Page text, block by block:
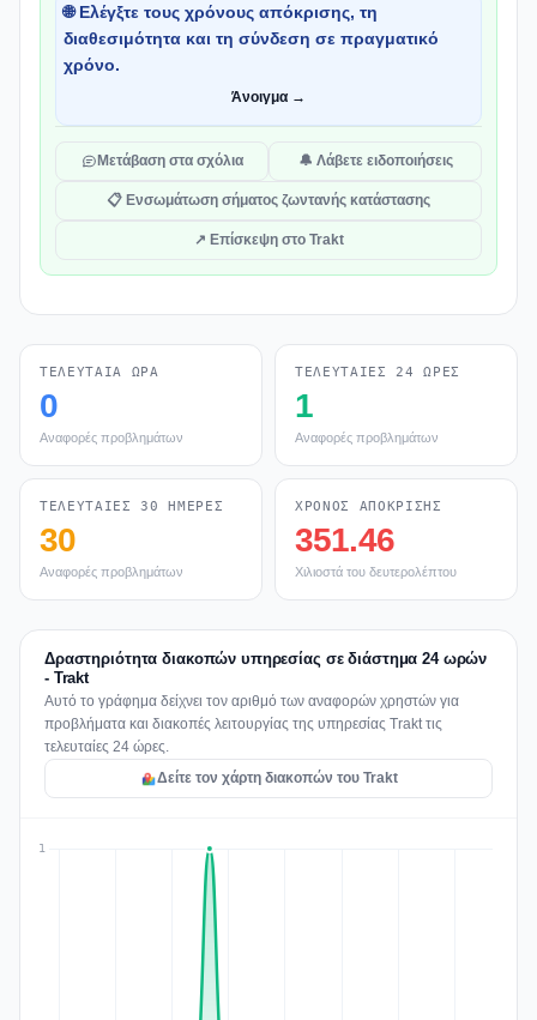
🌐 Ελέγξτε τους χρόνους απόκρισης, τη
διαθεσιμότητα και τη σύνδεση σε πραγματικό
χρόνο.
Άνοιγμα →
Μετάβαση στα σχόλια 🔔 Λάβετε ειδοποιήσεις
📋 Ενσωμάτωση σήματος ζωντανής κατάστασης
↗ Επίσκεψη στο Trakt
ΤΕΛΕΥΤΑΊΑ ΏΡΑ
0
Αναφορές προβλημάτων
ΤΕΛΕΥΤΑΊΕΣ 24 ΏΡΕΣ
1
Αναφορές προβλημάτων
ΤΕΛΕΥΤΑΊΕΣ 30 ΗΜΈΡΕΣ
30
Αναφορές προβλημάτων
ΧΡΌΝΟΣ ΑΠΌΚΡΙΣΗΣ
351.46
Χιλιοστά του δευτερολέπτου
Δραστηριότητα διακοπών υπηρεσίας σε διάστημα 24 ωρών
- Trakt
Αυτό το γράφημα δείχνει τον αριθμό των αναφορών χρηστών για
προβλήματα και διακοπές λειτουργίας της υπηρεσίας Trakt τις
τελευταίες 24 ώρες.
Δείτε τον χάρτη διακοπών του Trakt